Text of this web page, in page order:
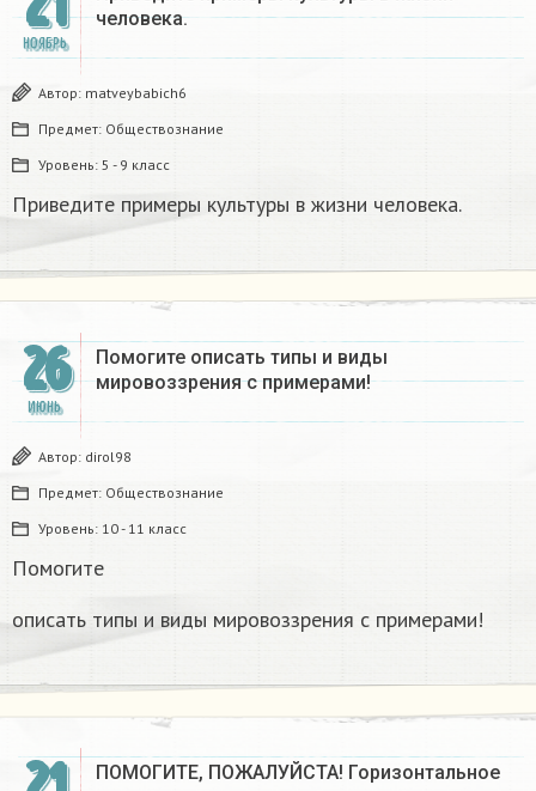
НОЯБРЬ
человека.
Автор: matveybabich6
Предмет: Обществознание
Уровень: 5 - 9 класс
Приведите примеры культуры в жизни человека.
26
ИЮНЬ
Помогите описать типы и виды
мировоззрения с примерами!​
Автор: dirol98
Предмет: Обществознание
Уровень: 10 - 11 класс
Помогите
описать типы и виды мировоззрения с примерами!​
ПОМОГИТЕ, ПОЖАЛУЙСТА! Горизонтальное